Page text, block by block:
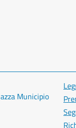
Municipio